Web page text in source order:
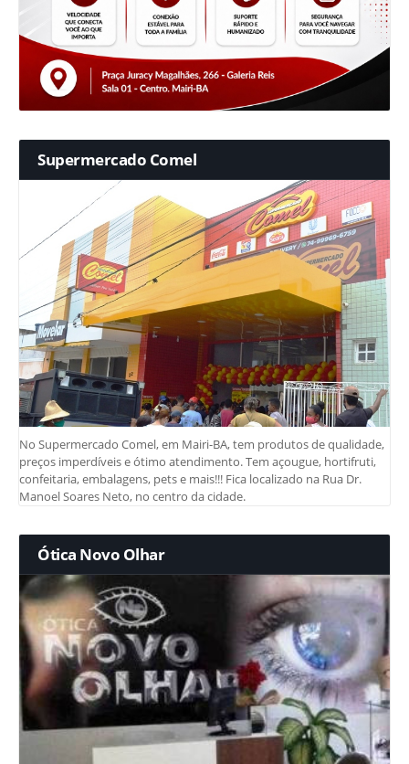
Supermercado Comel
No Supermercado Comel, em Mairi-BA, tem produtos de qualidade,
preços imperdíveis e ótimo atendimento. Tem açougue, hortifruti,
confeitaria, embalagens, pets e mais!!! Fica localizado na Rua Dr.
Manoel Soares Neto, no centro da cidade.
Ótica Novo Olhar